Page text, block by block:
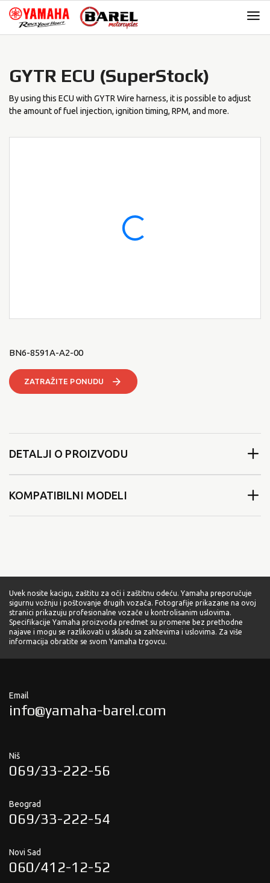
Skip
navigation
Skip
content
GYTR ECU (SuperStock)
By using this ECU with GYTR Wire harness, it is possible to adjust
the amount of fuel injection, ignition timing, RPM, and more.
BN6-8591A-A2-00
ZATRAŽITE PONUDU
DETALJI O PROIZVODU
KOMPATIBILNI MODELI
Uvek nosite kacigu, zaštitu za oči i zaštitnu odeću. Yamaha preporučuje
sigurnu vožnju i poštovanje drugih vozača. Fotografije prikazane na ovoj
stranici prikazuju profesionalne vozače u kontrolisanim uslovima.
Specifikacije Yamaha proizvoda predmet su promene bez prethodne
najave i mogu se razlikovati u skladu sa zahtevima i uslovima. Za više
informacija obratite se svom Yamaha trgovcu.
Email
info@yamaha-barel.com
Niš
069/33-222-56
Beograd
069/33-222-54
Novi Sad
060/412-12-52